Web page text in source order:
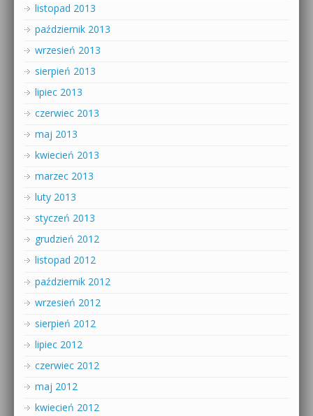
listopad 2013
październik 2013
wrzesień 2013
sierpień 2013
lipiec 2013
czerwiec 2013
maj 2013
kwiecień 2013
marzec 2013
luty 2013
styczeń 2013
grudzień 2012
listopad 2012
październik 2012
wrzesień 2012
sierpień 2012
lipiec 2012
czerwiec 2012
maj 2012
kwiecień 2012